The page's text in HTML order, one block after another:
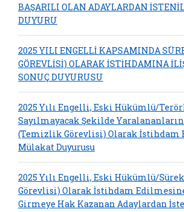
BAŞARILI OLAN ADAYLARDAN
DUYURU
2025 YILI ENGELLİ KAPSAMINDA
GÖREVLİSİ) OLARAK İSTİHDAMINA
SONUÇ DUYURUSU
2025 Yılı Engelli, Eski Hükümlü/
Sayılmayacak Şekilde
(Temizlik Görevlisi) Olarak İstihdam
Mülakat Duyurusu
2025 Yılı Engelli, Eski Hükümlü/
Görevlisi) Olarak İstihdam
Girmeye Hak Kazanan Adaylardan